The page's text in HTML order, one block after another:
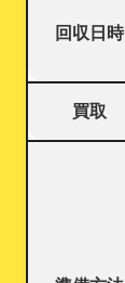
回収日時
買取